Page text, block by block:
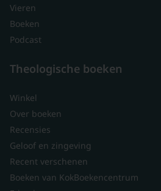
Vieren
Boeken
Podcast
Theologische boeken
Winkel
Over boeken
Recensies
Geloof en zingeving
Recent verschenen
Boeken van KokBoekencentrum